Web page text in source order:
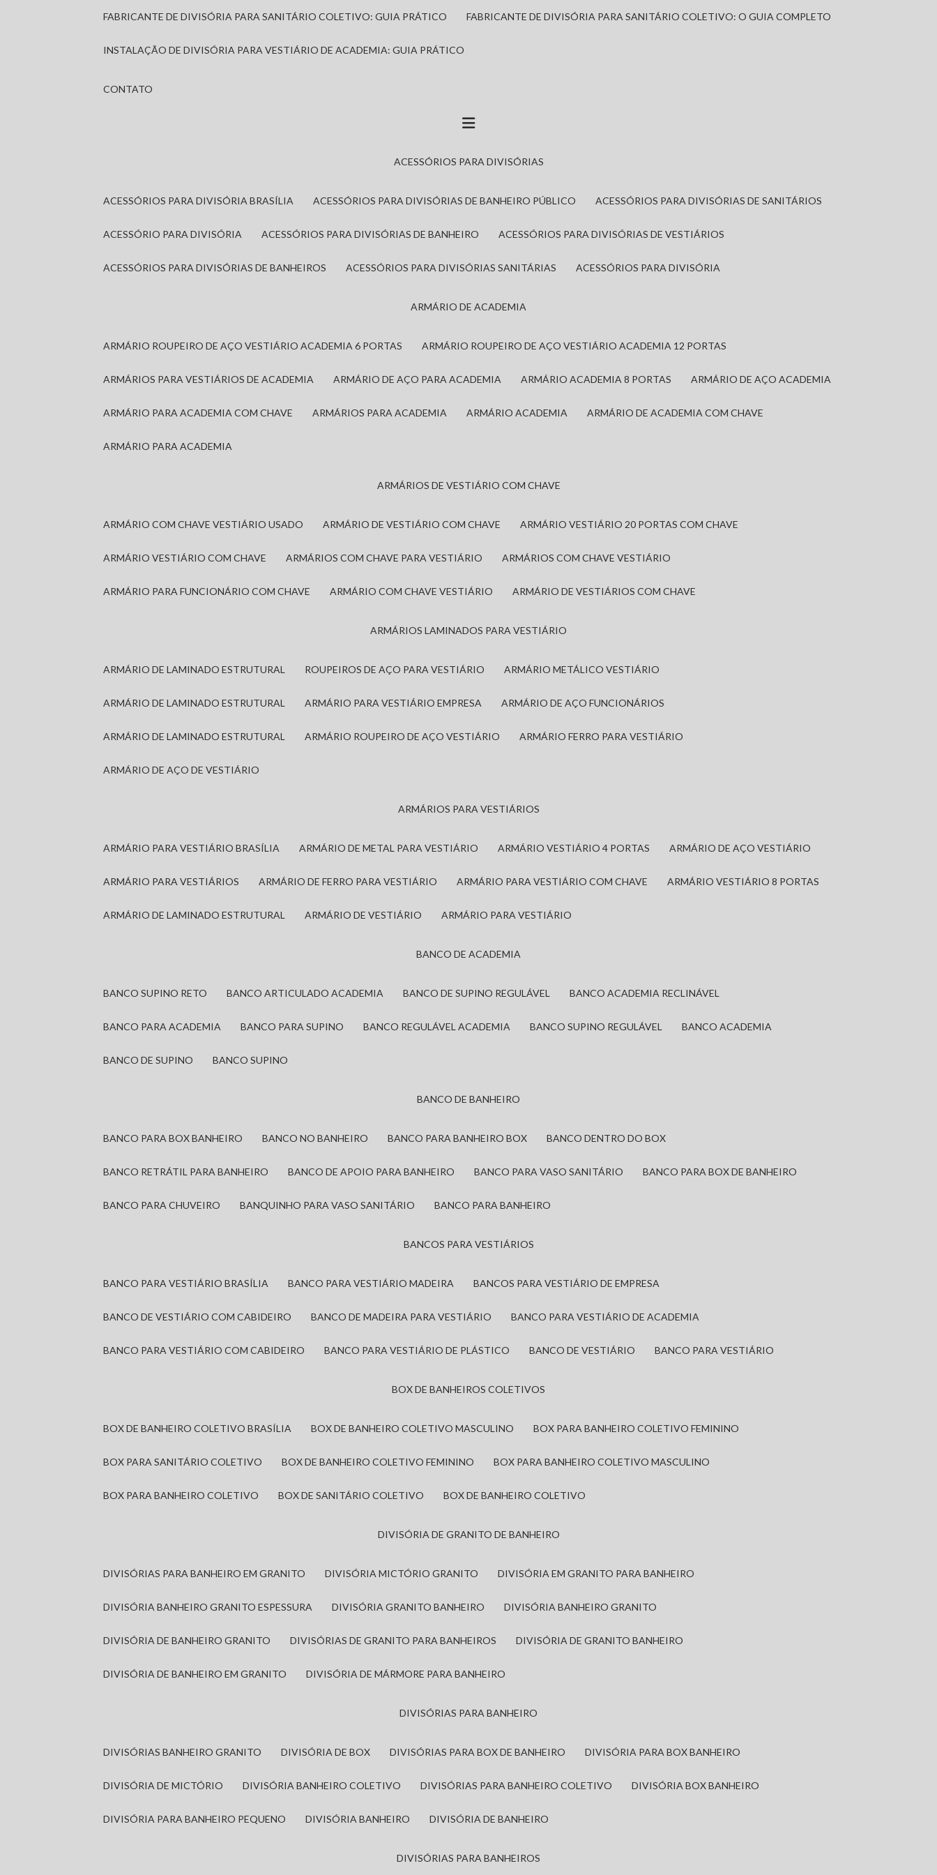
FABRICANTE DE DIVISÓRIA PARA SANITÁRIO COLETIVO: GUIA PRÁTICO FABRICANTE DE DIVISÓRIA PARA SANITÁRIO COLETIVO: O GUIA COMPLETO
INSTALAÇÃO DE DIVISÓRIA PARA VESTIÁRIO DE ACADEMIA: GUIA PRÁTICO
CONTATO
ACESSÓRIOS PARA DIVISÓRIAS
ACESSÓRIOS PARA DIVISÓRIA BRASÍLIA ACESSÓRIOS PARA DIVISÓRIAS DE BANHEIRO PÚBLICO ACESSÓRIOS PARA DIVISÓRIAS DE SANITÁRIOS
ACESSÓRIO PARA DIVISÓRIA ACESSÓRIOS PARA DIVISÓRIAS DE BANHEIRO ACESSÓRIOS PARA DIVISÓRIAS DE VESTIÁRIOS
ACESSÓRIOS PARA DIVISÓRIAS DE BANHEIROS ACESSÓRIOS PARA DIVISÓRIAS SANITÁRIAS ACESSÓRIOS PARA DIVISÓRIA
ARMÁRIO DE ACADEMIA
ARMÁRIO ROUPEIRO DE AÇO VESTIÁRIO ACADEMIA 6 PORTAS ARMÁRIO ROUPEIRO DE AÇO VESTIÁRIO ACADEMIA 12 PORTAS
ARMÁRIOS PARA VESTIÁRIOS DE ACADEMIA ARMÁRIO DE AÇO PARA ACADEMIA ARMÁRIO ACADEMIA 8 PORTAS ARMÁRIO DE AÇO ACADEMIA
ARMÁRIO PARA ACADEMIA COM CHAVE ARMÁRIOS PARA ACADEMIA ARMÁRIO ACADEMIA ARMÁRIO DE ACADEMIA COM CHAVE
ARMÁRIO PARA ACADEMIA
ARMÁRIOS DE VESTIÁRIO COM CHAVE
ARMÁRIO COM CHAVE VESTIÁRIO USADO ARMÁRIO DE VESTIÁRIO COM CHAVE ARMÁRIO VESTIÁRIO 20 PORTAS COM CHAVE
ARMÁRIO VESTIÁRIO COM CHAVE ARMÁRIOS COM CHAVE PARA VESTIÁRIO ARMÁRIOS COM CHAVE VESTIÁRIO
ARMÁRIO PARA FUNCIONÁRIO COM CHAVE ARMÁRIO COM CHAVE VESTIÁRIO ARMÁRIO DE VESTIÁRIOS COM CHAVE
ARMÁRIOS LAMINADOS PARA VESTIÁRIO
ARMÁRIO DE LAMINADO ESTRUTURAL ROUPEIROS DE AÇO PARA VESTIÁRIO ARMÁRIO METÁLICO VESTIÁRIO
ARMÁRIO DE LAMINADO ESTRUTURAL ARMÁRIO PARA VESTIÁRIO EMPRESA ARMÁRIO DE AÇO FUNCIONÁRIOS
ARMÁRIO DE LAMINADO ESTRUTURAL ARMÁRIO ROUPEIRO DE AÇO VESTIÁRIO ARMÁRIO FERRO PARA VESTIÁRIO
ARMÁRIO DE AÇO DE VESTIÁRIO
ARMÁRIOS PARA VESTIÁRIOS
ARMÁRIO PARA VESTIÁRIO BRASÍLIA ARMÁRIO DE METAL PARA VESTIÁRIO ARMÁRIO VESTIÁRIO 4 PORTAS ARMÁRIO DE AÇO VESTIÁRIO
ARMÁRIO PARA VESTIÁRIOS ARMÁRIO DE FERRO PARA VESTIÁRIO ARMÁRIO PARA VESTIÁRIO COM CHAVE ARMÁRIO VESTIÁRIO 8 PORTAS
ARMÁRIO DE LAMINADO ESTRUTURAL ARMÁRIO DE VESTIÁRIO ARMÁRIO PARA VESTIÁRIO
BANCO DE ACADEMIA
BANCO SUPINO RETO BANCO ARTICULADO ACADEMIA BANCO DE SUPINO REGULÁVEL BANCO ACADEMIA RECLINÁVEL
BANCO PARA ACADEMIA BANCO PARA SUPINO BANCO REGULÁVEL ACADEMIA BANCO SUPINO REGULÁVEL BANCO ACADEMIA
BANCO DE SUPINO BANCO SUPINO
BANCO DE BANHEIRO
BANCO PARA BOX BANHEIRO BANCO NO BANHEIRO BANCO PARA BANHEIRO BOX BANCO DENTRO DO BOX
BANCO RETRÁTIL PARA BANHEIRO BANCO DE APOIO PARA BANHEIRO BANCO PARA VASO SANITÁRIO BANCO PARA BOX DE BANHEIRO
BANCO PARA CHUVEIRO BANQUINHO PARA VASO SANITÁRIO BANCO PARA BANHEIRO
BANCOS PARA VESTIÁRIOS
BANCO PARA VESTIÁRIO BRASÍLIA BANCO PARA VESTIÁRIO MADEIRA BANCOS PARA VESTIÁRIO DE EMPRESA
BANCO DE VESTIÁRIO COM CABIDEIRO BANCO DE MADEIRA PARA VESTIÁRIO BANCO PARA VESTIÁRIO DE ACADEMIA
BANCO PARA VESTIÁRIO COM CABIDEIRO BANCO PARA VESTIÁRIO DE PLÁSTICO BANCO DE VESTIÁRIO BANCO PARA VESTIÁRIO
BOX DE BANHEIROS COLETIVOS
BOX DE BANHEIRO COLETIVO BRASÍLIA BOX DE BANHEIRO COLETIVO MASCULINO BOX PARA BANHEIRO COLETIVO FEMININO
BOX PARA SANITÁRIO COLETIVO BOX DE BANHEIRO COLETIVO FEMININO BOX PARA BANHEIRO COLETIVO MASCULINO
BOX PARA BANHEIRO COLETIVO BOX DE SANITÁRIO COLETIVO BOX DE BANHEIRO COLETIVO
DIVISÓRIA DE GRANITO DE BANHEIRO
DIVISÓRIAS PARA BANHEIRO EM GRANITO DIVISÓRIA MICTÓRIO GRANITO DIVISÓRIA EM GRANITO PARA BANHEIRO
DIVISÓRIA BANHEIRO GRANITO ESPESSURA DIVISÓRIA GRANITO BANHEIRO DIVISÓRIA BANHEIRO GRANITO
DIVISÓRIA DE BANHEIRO GRANITO DIVISÓRIAS DE GRANITO PARA BANHEIROS DIVISÓRIA DE GRANITO BANHEIRO
DIVISÓRIA DE BANHEIRO EM GRANITO DIVISÓRIA DE MÁRMORE PARA BANHEIRO
DIVISÓRIAS PARA BANHEIRO
DIVISÓRIAS BANHEIRO GRANITO DIVISÓRIA DE BOX DIVISÓRIAS PARA BOX DE BANHEIRO DIVISÓRIA PARA BOX BANHEIRO
DIVISÓRIA DE MICTÓRIO DIVISÓRIA BANHEIRO COLETIVO DIVISÓRIAS PARA BANHEIRO COLETIVO DIVISÓRIA BOX BANHEIRO
DIVISÓRIA PARA BANHEIRO PEQUENO DIVISÓRIA BANHEIRO DIVISÓRIA DE BANHEIRO
DIVISÓRIAS PARA BANHEIROS